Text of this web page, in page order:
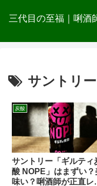
三代目の至福｜唎酒
サントリー
炭酸
サントリー「ギルティ
酸 NOPE」はまずい？
味い？唎酒師が正直レ